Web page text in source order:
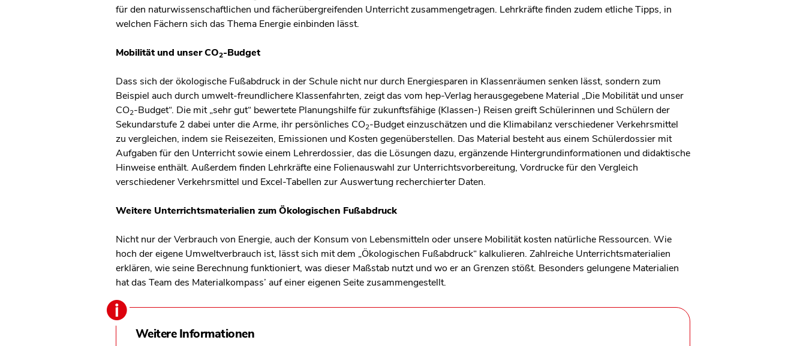
für den naturwissenschaftlichen und fächerübergreifenden Unterricht zusammengetragen. Lehrkräfte finden zudem etliche Tipps, in
welchen Fächern sich das Thema Energie einbinden lässt.
Mobilität und unser CO2-Budget
Dass sich der ökologische Fußabdruck in der Schule nicht nur durch Energiesparen in Klassenräumen senken lässt, sondern zum
Beispiel auch durch umwelt-freundlichere Klassenfahrten, zeigt das vom hep-Verlag herausgegebene Material „Die Mobilität und unser
CO2-Budget“. Die mit „sehr gut“ bewertete Planungshilfe für zukunftsfähige (Klassen-) Reisen greift Schülerinnen und Schülern der
Sekundarstufe 2 dabei unter die Arme, ihr persönliches CO2-Budget einzuschätzen und die Klimabilanz verschiedener Verkehrsmittel
zu vergleichen, indem sie Reisezeiten, Emissionen und Kosten gegenüberstellen. Das Material besteht aus einem Schülerdossier mit
Aufgaben für den Unterricht sowie einem Lehrerdossier, das die Lösungen dazu, ergänzende Hintergrundinformationen und didaktische
Hinweise enthält. Außerdem finden Lehrkräfte eine Folienauswahl zur Unterrichtsvorbereitung, Vordrucke für den Vergleich
verschiedener Verkehrsmittel und Excel-Tabellen zur Auswertung recherchierter Daten.
Weitere Unterrichtsmaterialien zum Ökologischen Fußabdruck
Nicht nur der Verbrauch von Energie, auch der Konsum von Lebensmitteln oder unsere Mobilität kosten natürliche Ressourcen. Wie
hoch der eigene Umweltverbrauch ist, lässt sich mit dem „Ökologischen Fußabdruck“ kalkulieren. Zahlreiche Unterrichtsmaterialien
erklären, wie seine Berechnung funktioniert, was dieser Maßstab nutzt und wo er an Grenzen stößt. Besonders gelungene Materialien
hat das Team des Materialkompass’ auf einer eigenen Seite zusammengestellt.
Weitere Informationen